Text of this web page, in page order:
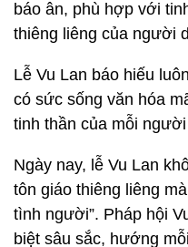
báo ân, phù hợp với
thiêng liêng của người
Lễ Vu Lan báo hiếu
có sức sống văn hóa
tinh thần của mỗi
Ngày nay, lễ Vu Lan
tôn giáo thiêng liêng
tình người”. Pháp hội
biệt sâu sắc, hướng